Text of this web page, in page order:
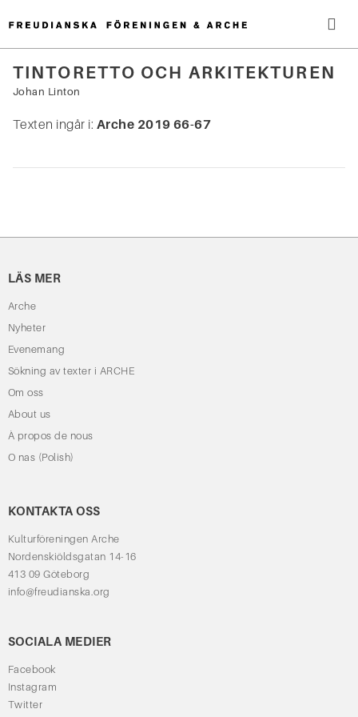
till
innehåll
Sök
TINTORETTO OCH ARKITEKTUREN
Johan Linton
Texten ingår i: Arche 2019 66-67
LÄS MER
Arche
Nyheter
Evenemang
Sökning av texter i ARCHE
Om oss
About us
À propos de nous
O nas (Polish)
KONTAKTA OSS
Kulturföreningen Arche
Nordenskiöldsgatan 14-16
413 09 Göteborg
info@freudianska.org
SOCIALA MEDIER
Facebook
Instagram
Twitter